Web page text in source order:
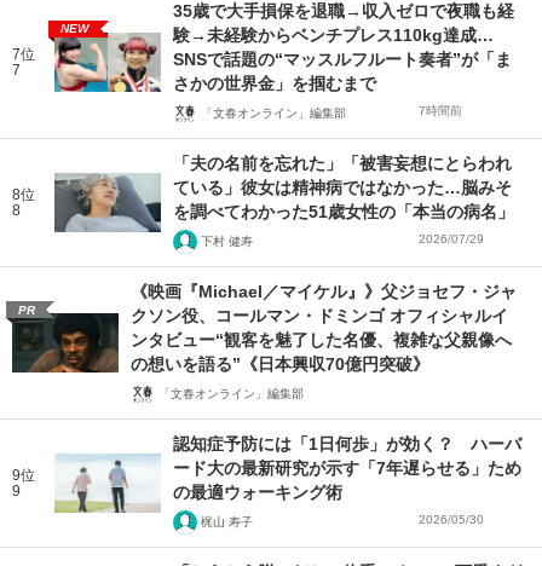
7位
7
NEW
35歳で大手損保を退職→収入ゼロで夜職も経
験→未経験からベンチプレス110kg達成…
SNSで話題の“マッスルフルート奏者”が「ま
さかの世界金」を掴むまで
「文春オンライン」編集部 7時間前
8位
8
「夫の名前を忘れた」「被害妄想にとらわれ
ている」彼女は精神病ではなかった…脳みそ
を調べてわかった51歳女性の「本当の病名」
下村 健寿 2026/07/29
PR
《映画『Michael／マイケル』》父ジョセフ・ジャ
クソン役、コールマン・ドミンゴ オフィシャルイ
ンタビュー“観客を魅了した名優、複雑な父親像へ
の想いを語る”《日本興収70億円突破》
「文春オンライン」編集部
9位
9
認知症予防には「1日何歩」が効く？ ハーバ
ード大の最新研究が示す「7年遅らせる」ため
の最適ウォーキング術
梶山 寿子 2026/05/30